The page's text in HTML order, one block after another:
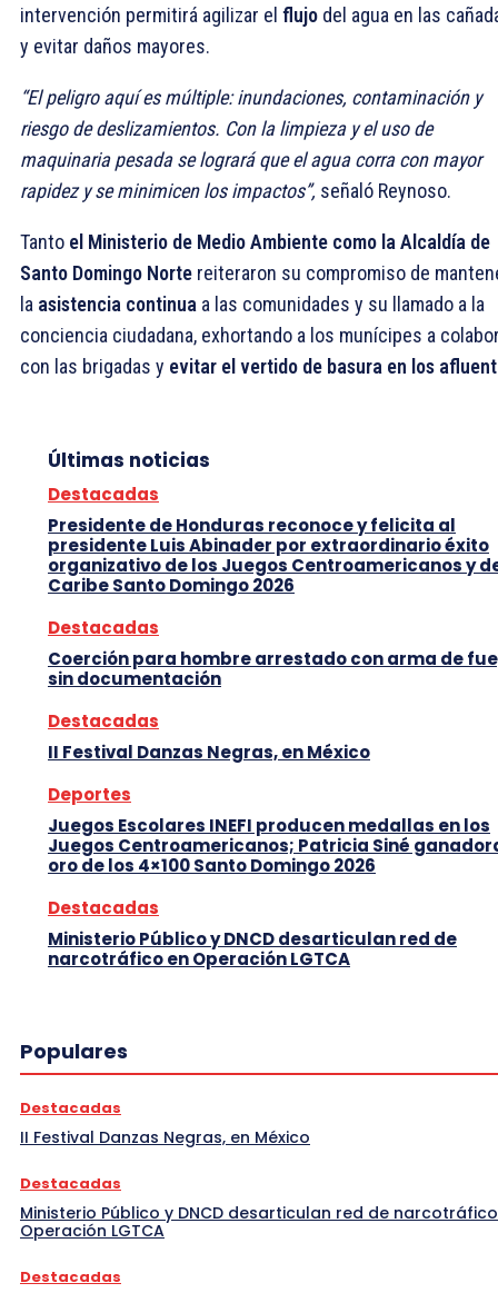
intervención permitirá agilizar el flujo del agua en las
y evitar daños mayores.
“El peligro aquí es múltiple: inundaciones, contaminación y
riesgo de deslizamientos. Con la limpieza y el uso de
maquinaria pesada se logrará que el agua corra con mayor
rapidez y se minimicen los impactos”, señaló Reynoso.
Tanto el Ministerio de Medio Ambiente como la Alcaldía de
Santo Domingo Norte reiteraron su compromiso de
la asistencia continua a las comunidades y su llamado a la
conciencia ciudadana, exhortando a los munícipes a
con las brigadas y evitar el vertido de basura en los
Últimas noticias
Destacadas
Presidente de Honduras reconoce y felicita al
presidente Luis Abinader por extraordinario éxito
organizativo de los Juegos Centroamericanos y
Caribe Santo Domingo 2026
Destacadas
Coerción para hombre arrestado con arma de
sin documentación
Destacadas
II Festival Danzas Negras, en México
Deportes
Juegos Escolares INEFI producen medallas en los
Juegos Centroamericanos; Patricia Siné
oro de los 4×100 Santo Domingo 2026
Destacadas
Ministerio Público y DNCD desarticulan red de
narcotráfico en Operación LGTCA
Populares
Destacadas
II Festival Danzas Negras, en México
Destacadas
Ministerio Público y DNCD desarticulan red de
Operación LGTCA
Destacadas